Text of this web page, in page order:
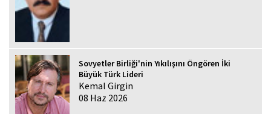
Sovyetler Birliği'nin Yıkılışını Öngören İki
Büyük Türk Lideri
Kemal Girgin
08 Haz 2026